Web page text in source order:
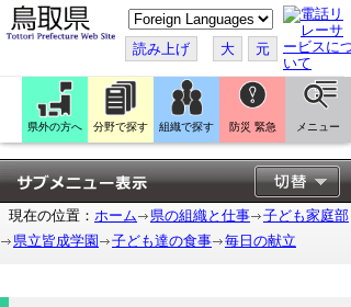
こ
の
ペ
ー
ジ
翻
訳
す
る
読み上げ 大 元
県外の方へ 分野で探す 組織で探す 防災 緊急 メニュー
現在の位置： ホーム 県の組織と仕事
子ども家庭部
県立皆成学園
子ども達の食事 毎日の献立